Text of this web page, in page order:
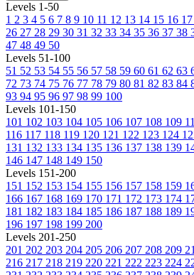
Levels 1-50
1 2 3 4 5 6 7 8 9 10 11 12 13 14 15 16 17
26 27 28 29 30 31 32 33 34 35 36 37 38
47 48 49 50
Levels 51-100
51 52 53 54 55 56 57 58 59 60 61 62 63
72 73 74 75 76 77 78 79 80 81 82 83 84
93 94 95 96 97 98 99 100
Levels 101-150
101 102 103 104 105 106 107 108 109
116 117 118 119 120 121 122 123 124
131 132 133 134 135 136 137 138 139
146 147 148 149 150
Levels 151-200
151 152 153 154 155 156 157 158 159
166 167 168 169 170 171 172 173 174
181 182 183 184 185 186 187 188 189
196 197 198 199 200
Levels 201-250
201 202 203 204 205 206 207 208 209
216 217 218 219 220 221 222 223 224